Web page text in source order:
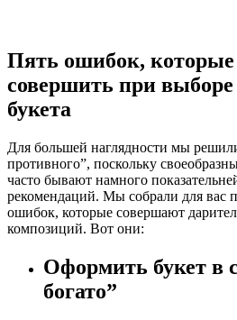
Пять ошибок,
совершить при выборе
букета
Для большей наглядности мы
противного”, поскольку
часто бывают намного
рекомендаций. Мы собрали для вас
ошибок, которые совершают
композиций. Вот они:
Оформить букет в
богато”